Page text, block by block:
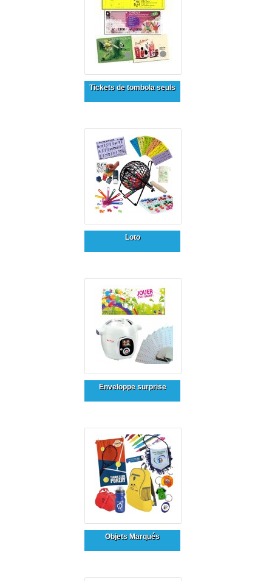
Tickets de tombola seuls
Loto
Enveloppe surprise
Objets Marqués